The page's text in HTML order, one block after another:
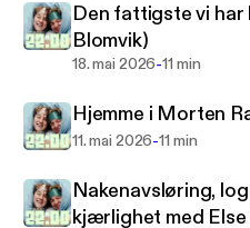
Den fattigste vi
Blomvik)
18. mai 2026-11 min
Hjemme i Morten
11. mai 2026-11 min
Nakenavsløring,
kjærlighet med